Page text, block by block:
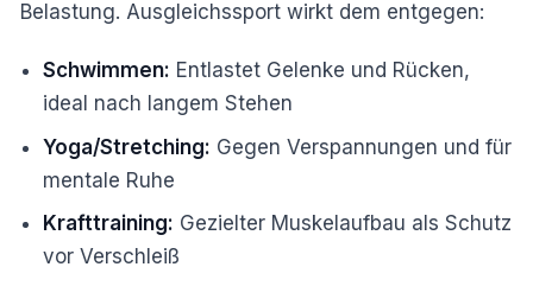
Belastung. Ausgleichssport wirkt dem entgegen:
Schwimmen: Entlastet Gelenke und Rücken,
ideal nach langem Stehen
Yoga/Stretching: Gegen Verspannungen und für
mentale Ruhe
Krafttraining: Gezielter Muskelaufbau als Schutz
vor Verschleiß